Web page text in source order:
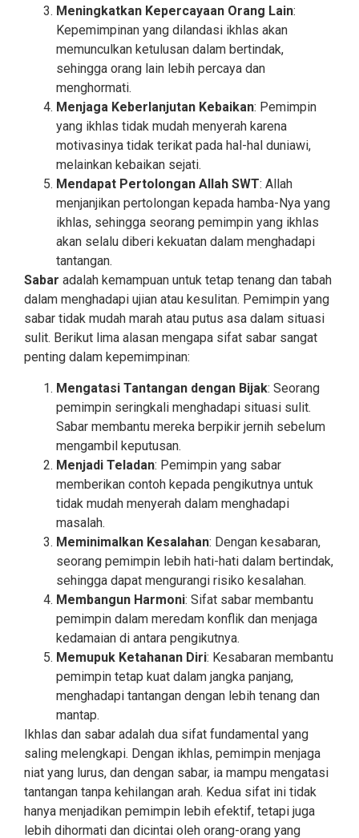
Meningkatkan Kepercayaan Orang Lain:
Kepemimpinan yang dilandasi ikhlas akan
memunculkan ketulusan dalam bertindak,
sehingga orang lain lebih percaya dan
menghormati.
Menjaga Keberlanjutan Kebaikan: Pemimpin
yang ikhlas tidak mudah menyerah karena
motivasinya tidak terikat pada hal-hal duniawi,
melainkan kebaikan sejati.
Mendapat Pertolongan Allah SWT: Allah
menjanjikan pertolongan kepada hamba-Nya yang
ikhlas, sehingga seorang pemimpin yang ikhlas
akan selalu diberi kekuatan dalam menghadapi
tantangan.
Sabar adalah kemampuan untuk tetap tenang dan tabah
dalam menghadapi ujian atau kesulitan. Pemimpin yang
sabar tidak mudah marah atau putus asa dalam situasi
sulit. Berikut lima alasan mengapa sifat sabar sangat
penting dalam kepemimpinan:
Mengatasi Tantangan dengan Bijak: Seorang
pemimpin seringkali menghadapi situasi sulit.
Sabar membantu mereka berpikir jernih sebelum
mengambil keputusan.
Menjadi Teladan: Pemimpin yang sabar
memberikan contoh kepada pengikutnya untuk
tidak mudah menyerah dalam menghadapi
masalah.
Meminimalkan Kesalahan: Dengan kesabaran,
seorang pemimpin lebih hati-hati dalam bertindak,
sehingga dapat mengurangi risiko kesalahan.
Membangun Harmoni: Sifat sabar membantu
pemimpin dalam meredam konflik dan menjaga
kedamaian di antara pengikutnya.
Memupuk Ketahanan Diri: Kesabaran membantu
pemimpin tetap kuat dalam jangka panjang,
menghadapi tantangan dengan lebih tenang dan
mantap.
Ikhlas dan sabar adalah dua sifat fundamental yang
saling melengkapi. Dengan ikhlas, pemimpin menjaga
niat yang lurus, dan dengan sabar, ia mampu mengatasi
tantangan tanpa kehilangan arah. Kedua sifat ini tidak
hanya menjadikan pemimpin lebih efektif, tetapi juga
lebih dihormati dan dicintai oleh orang-orang yang